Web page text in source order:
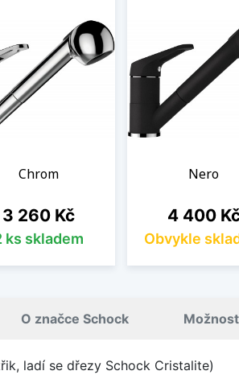
Chrom
Cena
3 260 Kč
ks skladem
Nero
Cena
4 400
Obvykle
O značce Schock
ladí se dřezy Schock Cristalite)